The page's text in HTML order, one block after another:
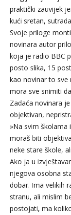
praktički zauvijek
kući sretan,
Svoje priloge
novinara autor
koja je radio BBC
posto slika, 15
kao novinar to
mora sve snimiti
Zadaća novinara
objektivan,
»Na svim školama
moraš biti
neke stare škole,
Ako ja u
njegova osobna
dobar. Ima velikih
stranu, ali mislim
postojati, ma